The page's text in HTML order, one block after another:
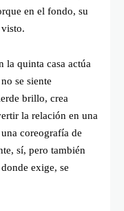
en el fondo, su
la quinta casa actúa
se siente
brillo, crea
la relación en una
coreografía de
sí, pero también
exige, se